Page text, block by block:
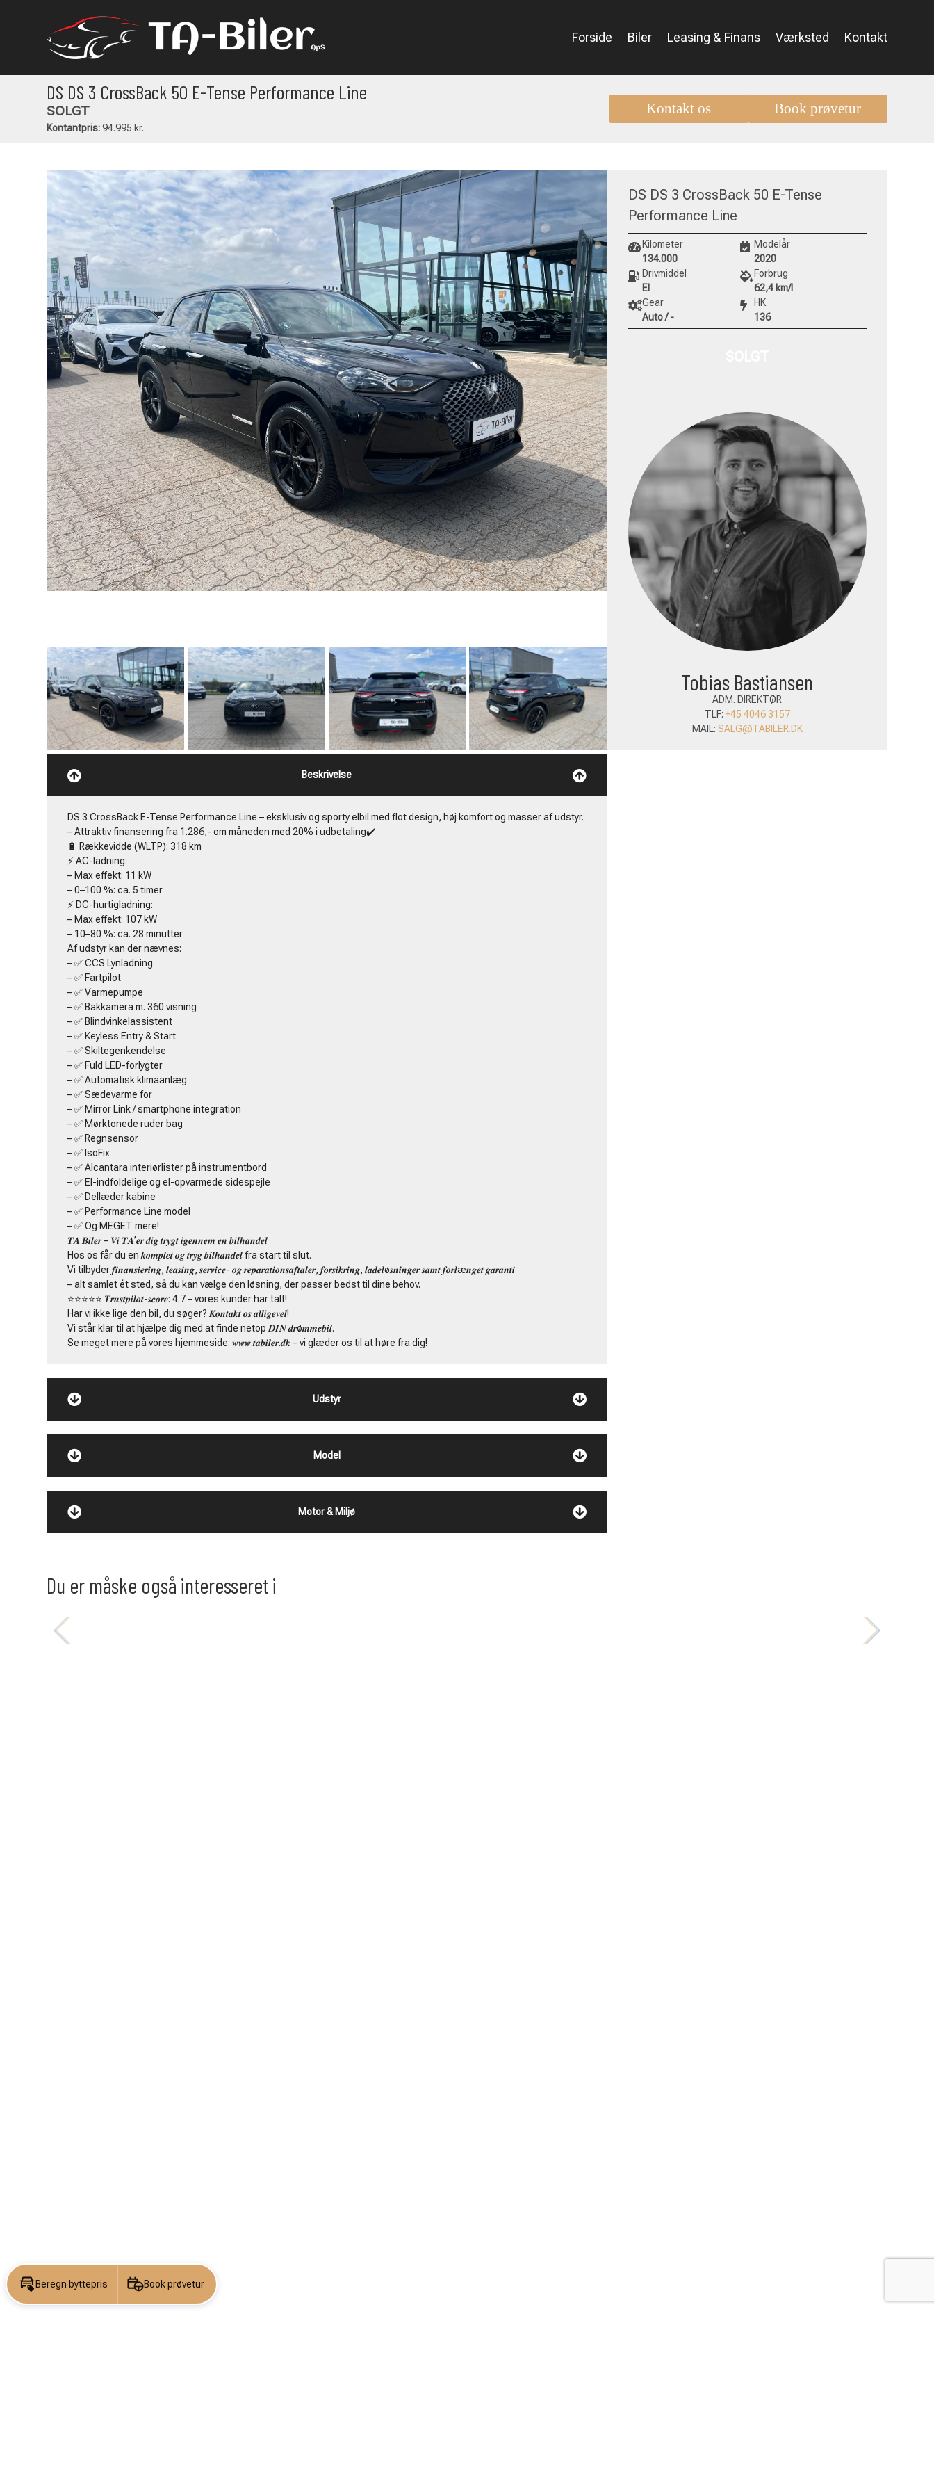
Forside Biler Leasing & Finans Værksted Kontakt
DS DS 3 CrossBack 50 E-Tense Performance Line
SOLGT
Kontantpris:94.995 kr.
Kontakt os Book prøvetur
Beskrivelse
DS 3 CrossBack E-Tense Performance Line – eksklusiv og sporty elbil med flot design, høj komfort og masser af udstyr.
– Attraktiv finansering fra 1.286,- om måneden med 20% i udbetaling✔️
🔋 Rækkevidde (WLTP): 318 km
⚡ AC-ladning:
– Max effekt: 11 kW
– 0–100 %: ca. 5 timer
⚡ DC-hurtigladning:
– Max effekt: 107 kW
– 10–80 %: ca. 28 minutter
Af udstyr kan der nævnes:
– ✅ CCS Lynladning
– ✅ Fartpilot
– ✅ Varmepumpe
– ✅ Bakkamera m. 360 visning
– ✅ Blindvinkelassistent
– ✅ Keyless Entry & Start
– ✅ Skiltegenkendelse
– ✅ Fuld LED-forlygter
– ✅ Automatisk klimaanlæg
– ✅ Sædevarme for
– ✅ Mirror Link / smartphone integration
– ✅ Mørktonede ruder bag
– ✅ Regnsensor
– ✅ IsoFix
– ✅ Alcantara interiørlister på instrumentbord
– ✅ El-indfoldelige og el-opvarmede sidespejle
– ✅ Dellæder kabine
– ✅ Performance Line model
– ✅ Og MEGET mere!
𝑻𝑨 𝑩𝒊𝒍𝒆𝒓 – 𝑽𝒊 𝑻𝑨’𝒆𝒓 𝒅𝒊𝒈 𝒕𝒓𝒚𝒈𝒕 𝒊𝒈𝒆𝒏𝒏𝒆𝒎 𝒆𝒏 𝒃𝒊𝒍𝒉𝒂𝒏𝒅𝒆𝒍
Hos os får du en 𝒌𝒐𝒎𝒑𝒍𝒆𝒕 𝒐𝒈 𝒕𝒓𝒚𝒈 𝒃𝒊𝒍𝒉𝒂𝒏𝒅𝒆𝒍 fra start til slut.
Vi tilbyder 𝒇𝒊𝒏𝒂𝒏𝒔𝒊𝒆𝒓𝒊𝒏𝒈, 𝒍𝒆𝒂𝒔𝒊𝒏𝒈, 𝒔𝒆𝒓𝒗𝒊𝒄𝒆- 𝒐𝒈 𝒓𝒆𝒑𝒂𝒓𝒂𝒕𝒊𝒐𝒏𝒔𝒂𝒇𝒕𝒂𝒍𝒆𝒓, 𝒇𝒐𝒓𝒔𝒊𝒌𝒓𝒊𝒏𝒈, 𝒍𝒂𝒅𝒆𝒍ø𝒔𝒏𝒊𝒏𝒈𝒆𝒓 𝒔𝒂𝒎𝒕 𝒇𝒐𝒓𝒍æ𝒏𝒈𝒆𝒕 𝒈𝒂𝒓𝒂𝒏𝒕𝒊
– alt samlet ét sted, så du kan vælge den løsning, der passer bedst til dine behov.
⭐️⭐️⭐️⭐️⭐️ 𝑻𝒓𝒖𝒔𝒕𝒑𝒊𝒍𝒐𝒕-𝒔𝒄𝒐𝒓𝒆: 4.7 – vores kunder har talt!
Har vi ikke lige den bil, du søger? 𝑲𝒐𝒏𝒕𝒂𝒌𝒕 𝒐𝒔 𝒂𝒍𝒍𝒊𝒈𝒆𝒗𝒆𝒍!
Vi står klar til at hjælpe dig med at finde netop 𝑫𝑰𝑵 𝒅𝒓ø𝒎𝒎𝒆𝒃𝒊𝒍.
Se meget mere på vores hjemmeside: 𝒘𝒘𝒘.𝒕𝒂𝒃𝒊𝒍𝒆𝒓.𝒅𝒌 – vi glæder os til at høre fra dig!
Udstyr
Model
Motor & Miljø
DS DS 3 CrossBack 50 E-Tense
Performance Line
Kilometer
134.000
Modelår
2020
Drivmiddel
El
Forbrug
62,4 km/l
Gear
Auto / -
HK
136
Kenneth Jürgensen
ADM. DIREKTØR
TLF:+45 4091 1023
MAIL:SALG@TABILER.DK
Tobias Bastiansen
ADM. DIREKTØR
TLF: +45 4046 3157
MAIL:SALG@TABILER.DK
Bjørn Lund
SÆLGER
TLF: +45 6066 5722
MAIL:BJORN@TABILER.DK
Du er måske også interesseret i
Beregn byttepris Book prøvetur